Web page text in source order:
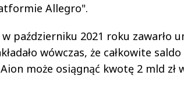
Allegro".
październiku 2021 roku zawarło
wówczas, że całkowite saldo
może osiągnąć kwotę 2 mld zł